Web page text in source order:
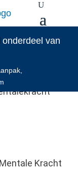
van
Kracht